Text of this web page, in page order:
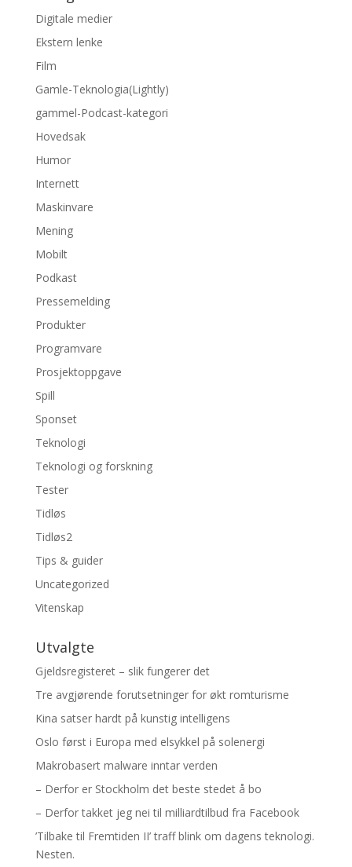
Digitale medier
Ekstern lenke
Film
Gamle-Teknologia(Lightly)
gammel-Podcast-kategori
Hovedsak
Humor
Internett
Maskinvare
Mening
Mobilt
Podkast
Pressemelding
Produkter
Programvare
Prosjektoppgave
Spill
Sponset
Teknologi
Teknologi og forskning
Tester
Tidløs
Tidløs2
Tips & guider
Uncategorized
Vitenskap
Utvalgte
Gjeldsregisteret – slik fungerer det
Tre avgjørende forutsetninger for økt romturisme
Kina satser hardt på kunstig intelligens
Oslo først i Europa med elsykkel på solenergi
Makrobasert malware inntar verden
– Derfor er Stockholm det beste stedet å bo
– Derfor takket jeg nei til milliardtilbud fra Facebook
’Tilbake til Fremtiden II’ traff blink om dagens teknologi.
Nesten.